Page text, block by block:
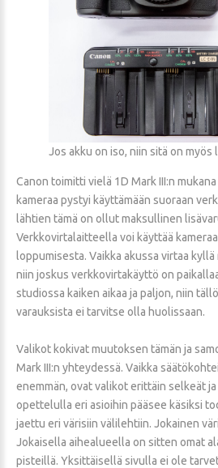
Jos akku on iso, niin sitä on myös
Canon toimitti vielä 1D Mark III:n
kameraa pystyi käyttämään suoraan
lähtien tämä on ollut maksullinen
Verkkovirtalaitteella voi käyttää
loppumisesta. Vaikka akussa virtaa
niin joskus verkkovirtakäyttö on
studiossa kaiken aikaa ja paljon, niin
varauksista ei tarvitse olla huolissaan.
Valikot kokivat muutoksen tämän ja
Mark III:n yhteydessä. Vaikka
enemmän, ovat valikot erittäin selkeät
opettelulla eri asioihin pääsee käsiksi
jaettu eri värisiin välilehtiin. Jokainen
Jokaisella aihealueella on sitten omat
pisteillä. Yksittäisellä sivulla ei ole